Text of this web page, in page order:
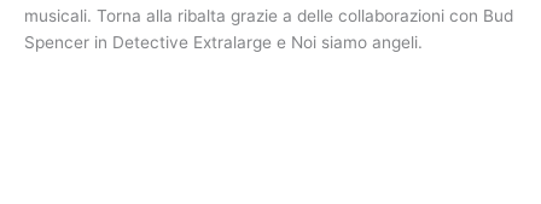
musicali. Torna alla ribalta grazie a delle collaborazioni con Bud
Spencer in Detective Extralarge e Noi siamo angeli.